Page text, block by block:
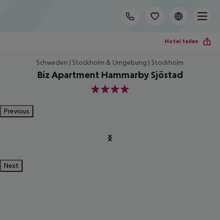
Hotel teilen
Schweden | Stockholm & Umgebung | Stockholm
Biz Apartment Hammarby Sjöstad
4
Previous
Next